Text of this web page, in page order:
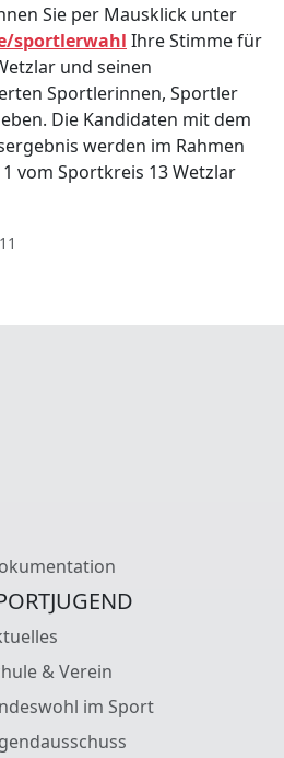
Sie per Mausklick unter
sportlerwahl Ihre Stimme für
und seinen
Sportlerinnen, Sportler
Die Kandidaten mit dem
werden im Rahmen
vom Sportkreis 13 Wetzlar
& Verein
im Sport